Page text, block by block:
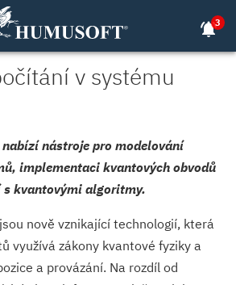
notifications_active3
v systému
nabízí nástroje pro modelování
implementaci kvantových obvodů
s kvantovými algoritmy.
nově vznikající technologií, která
využívá zákony kvantové fyziky a
a provázání. Na rozdíl od